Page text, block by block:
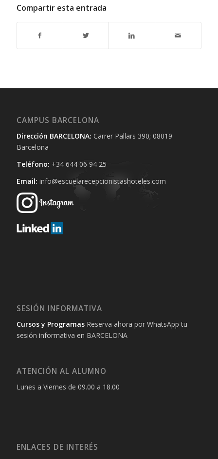
Compartir esta entrada
CAMPUS BARCELONA
Dirección BARCELONA: Carrer Pallars 390; 08019
Barcelona
Teléfono: +34 644 06 94 25‬
Email: info@escuelarecepcionistashoteles.com
SESIÓN INFORMATIVA
Cursos y ProgramasReserva ahora por WhatsApp tu
sesión informativa en BARCELONA
ATENCIÓN AL ALUMNO
Lunes a Viernes de 09.00 a 18.00
ENLACES DE INTERÉS